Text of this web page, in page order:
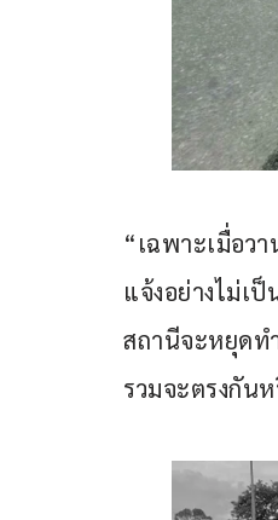
“เฉพาะเมื่อว
แจ้งอย่างไม่เ
สถานีจะหยุดท
รวมจะตรงกัน